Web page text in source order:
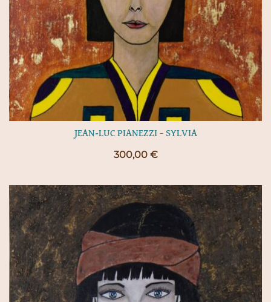
JEAN-LUC PIANEZZI – SYLVIA
300,00 €